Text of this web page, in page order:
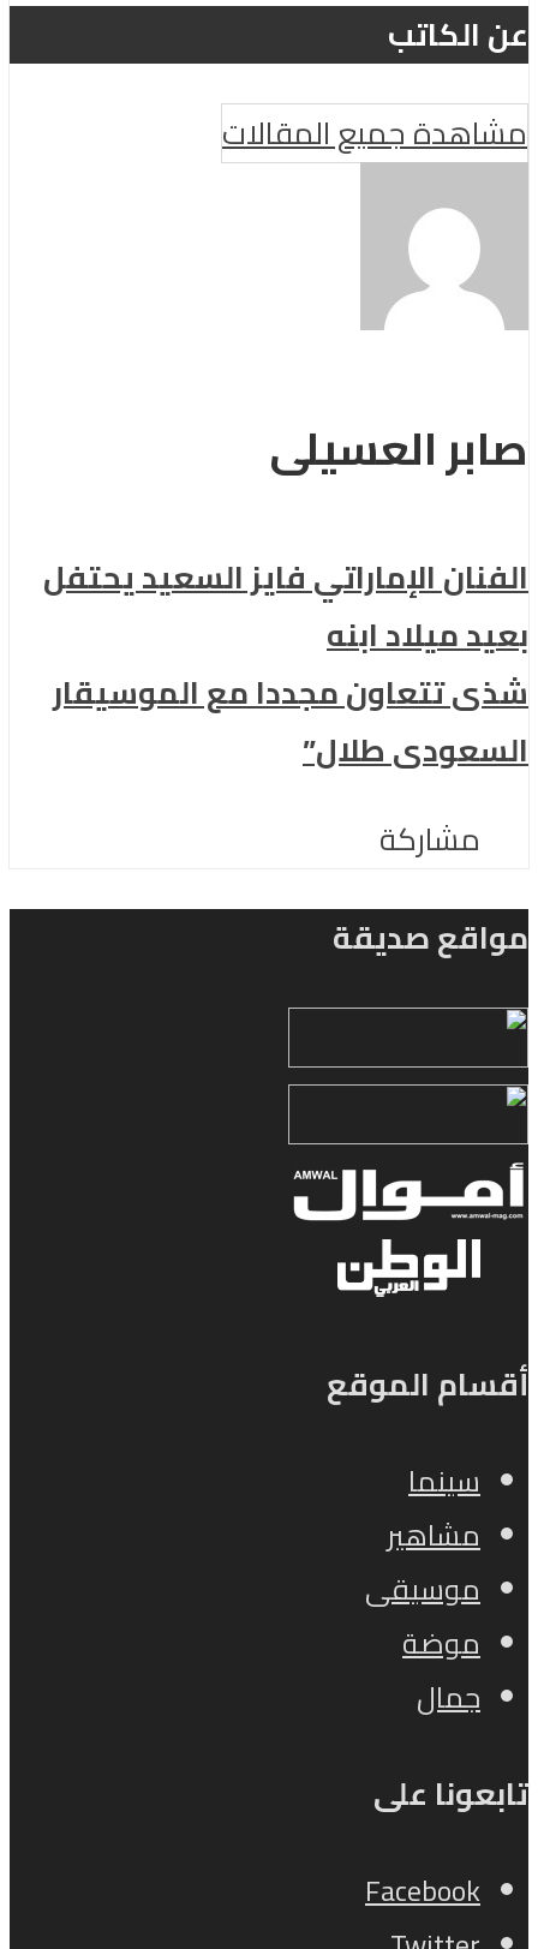
عن الكاتب
مشاهدة جميع المقالات
صابر العسيلى
الفنان الإماراتي فايز السعيد يحتفل
بعيد ميلاد ابنه
شذى تتعاون مجددا مع الموسيقار
السعودى طلال”
مشاركة
مواقع صديقة
أقسام الموقع
سينما
مشاهير
موسيقى
موضة
جمال
تابعونا على
Facebook